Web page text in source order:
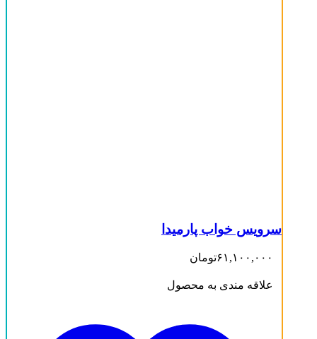
سرویس خواب پارمیدا
۶۱,۱۰۰,۰۰۰تومان
علاقه مندی به محصول